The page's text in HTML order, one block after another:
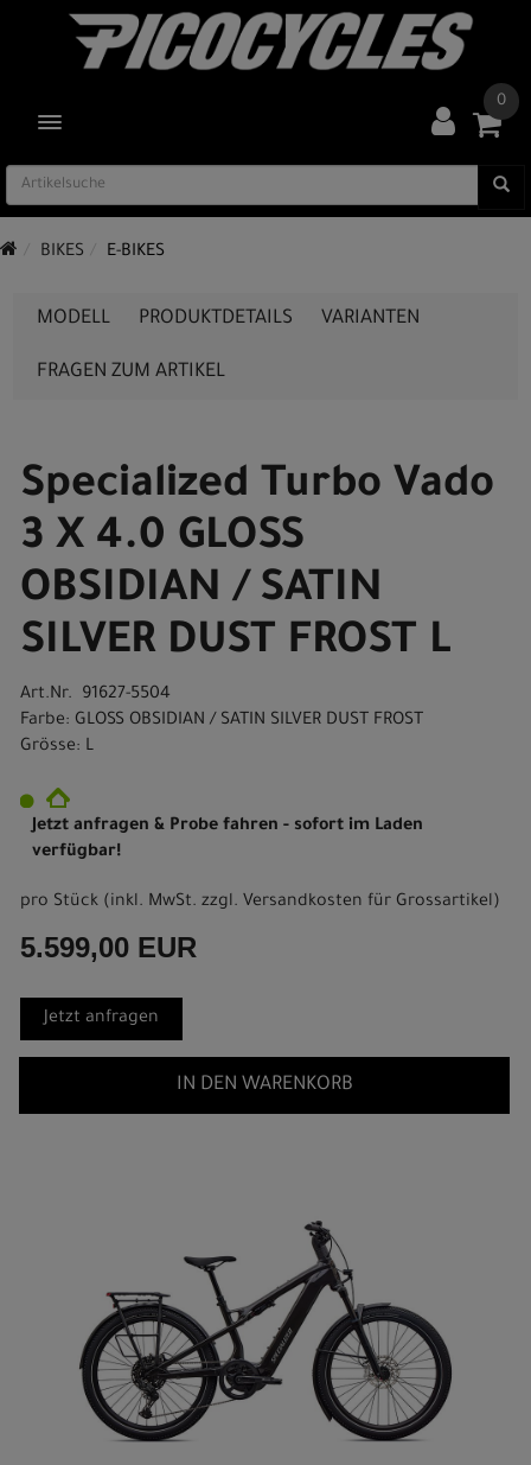
TOGGLE NAVIGATION
0
BIKES E-BIKES
MODELL PRODUKTDETAILS VARIANTEN
FRAGEN ZUM ARTIKEL
Specialized Turbo Vado
3 X 4.0 GLOSS
OBSIDIAN / SATIN
SILVER DUST FROST L
Art.Nr. 91627-5504
Farbe: GLOSS OBSIDIAN / SATIN SILVER DUST FROST
Grösse: L
Jetzt anfragen & Probe fahren - sofort im Laden
verfügbar!
pro Stück (inkl. MwSt. zzgl. Versandkosten für Grossartikel)
5.599,00 EUR
Jetzt anfragen
IN DEN WARENKORB